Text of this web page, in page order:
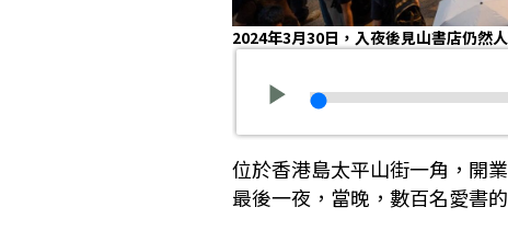
2024年3月30日，入夜後見山書店仍然
位於香港島太平山街一角，開
最後一夜，當晚，數百名愛書